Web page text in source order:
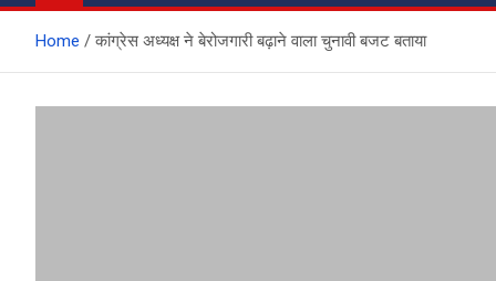
Home कांग्रेस अध्यक्ष ने बेरोजगारी बढ़ाने वाला चुनावी बजट बताया